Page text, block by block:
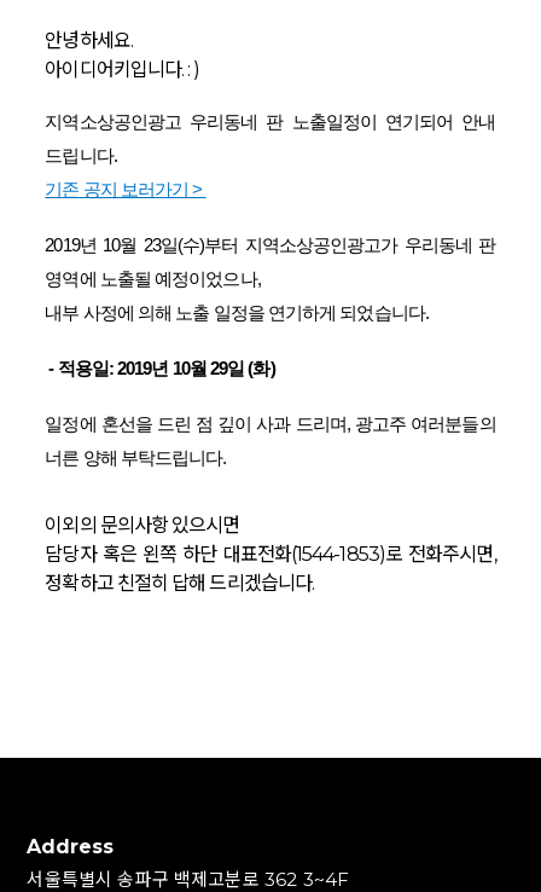
안녕하세요.
아이디어키입니다. : )
지역소상공인광고 우리동네 판 노출일정이 연기되어 안내
드립니다.
기존 공지 보러가기 >
2019년 10월 23일(수)부터 지역소상공인광고가 우리동네 판
영역에 노출될 예정이었으나,
내부 사정에 의해 노출 일정을 연기하게 되었습니다.
- 적용일: 2019년 10월 29일 (화)
일정에 혼선을 드린 점 깊이 사과 드리며, 광고주 여러분들의
너른 양해 부탁드립니다.
이외의 문의사항 있으시면
담당자 혹은 왼쪽 하단 대표전화(1544-1853)로 전화주시면,
정확하고 친절히 답해 드리겠습니다.
Address
서울특별시 송파구 백제고분로 362 3~4F